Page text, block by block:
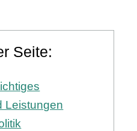
Seite:
Leistungen